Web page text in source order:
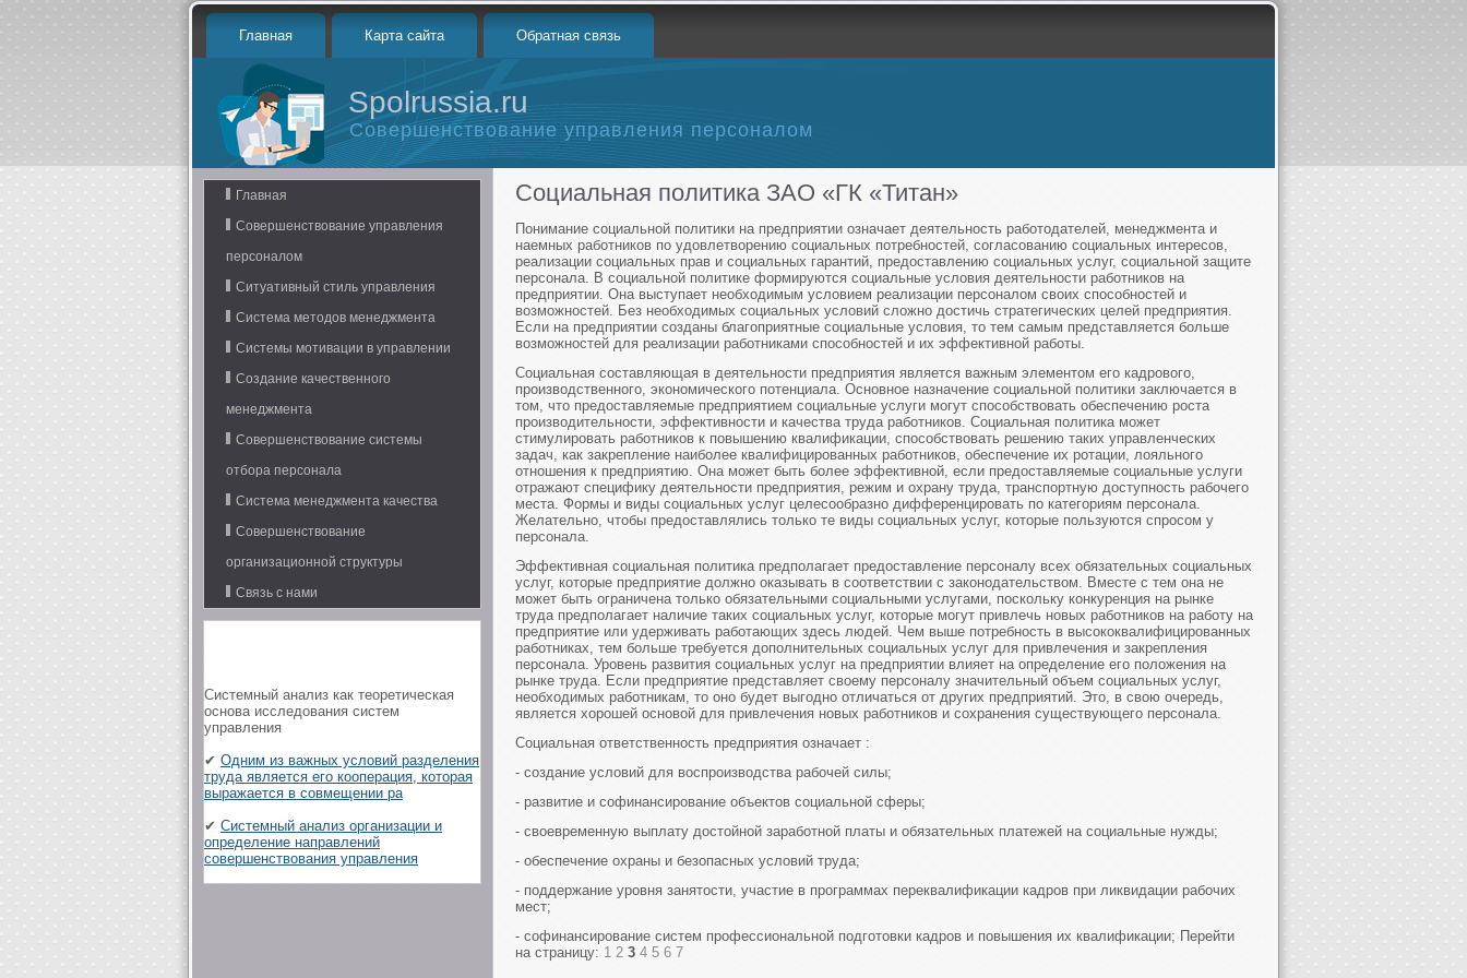
Главная Карта сайта Обратная связь
Spolrussia.ru
Совершенствование управления персоналом
Главная
Совершенствование управления
персоналом
Ситуативный стиль управления
Система методов менеджмента
Системы мотивации в управлении
Создание качественного
менеджмента
Совершенствование системы
отбора персонала
Система менеджмента качества
Совершенствование
организационной структуры
Связь с нами
Системный анализ как теоретическая
основа исследования систем
управления
✔ Одним из важных условий разделения
труда является его кооперация, которая
выражается в совмещении ра
✔ Системный анализ организации и
определение направлений
совершенствования управления
Социальная политика ЗАО «ГК «Титан»
Понимание социальной политики на предприятии означает деятельность работодателей, менеджмента и
наемных работников по удовлетворению социальных потребностей, согласованию социальных интересов,
реализации социальных прав и социальных гарантий, предоставлению социальных услуг, социальной защите
персонала. В социальной политике формируются социальные условия деятельности работников на
предприятии. Она выступает необходимым условием реализации персоналом своих способностей и
возможностей. Без необходимых социальных условий сложно достичь стратегических целей предприятия.
Если на предприятии созданы благоприятные социальные условия, то тем самым представляется больше
возможностей для реализации работниками способностей и их эффективной работы.
Социальная составляющая в деятельности предприятия является важным элементом его кадрового,
производственного, экономического потенциала. Основное назначение социальной политики заключается в
том, что предоставляемые предприятием социальные услуги могут способствовать обеспечению роста
производительности, эффективности и качества труда работников. Социальная политика может
стимулировать работников к повышению квалификации, способствовать решению таких управленческих
задач, как закрепление наиболее квалифицированных работников, обеспечение их ротации, лояльного
отношения к предприятию. Она может быть более эффективной, если предоставляемые социальные услуги
отражают специфику деятельности предприятия, режим и охрану труда, транспортную доступность рабочего
места. Формы и виды социальных услуг целесообразно дифференцировать по категориям персонала.
Желательно, чтобы предоставлялись только те виды социальных услуг, которые пользуются спросом у
персонала.
Эффективная социальная политика предполагает предоставление персоналу всех обязательных социальных
услуг, которые предприятие должно оказывать в соответствии с законодательством. Вместе с тем она не
может быть ограничена только обязательными социальными услугами, поскольку конкуренция на рынке
труда предполагает наличие таких социальных услуг, которые могут привлечь новых работников на работу на
предприятие или удерживать работающих здесь людей. Чем выше потребность в высококвалифицированных
работниках, тем больше требуется дополнительных социальных услуг для привлечения и закрепления
персонала. Уровень развития социальных услуг на предприятии влияет на определение его положения на
рынке труда. Если предприятие представляет своему персоналу значительный объем социальных услуг,
необходимых работникам, то оно будет выгодно отличаться от других предприятий. Это, в свою очередь,
является хорошей основой для привлечения новых работников и сохранения существующего персонала.
Социальная ответственность предприятия означает :
- создание условий для воспроизводства рабочей силы;
- развитие и софинансирование объектов социальной сферы;
- своевременную выплату достойной заработной платы и обязательных платежей на социальные нужды;
- обеспечение охраны и безопасных условий труда;
- поддержание уровня занятости, участие в программах переквалификации кадров при ликвидации рабочих
мест;
- софинансирование систем профессиональной подготовки кадров и повышения их квалификации; Перейти
на страницу: 1 2 3 4 5 6 7